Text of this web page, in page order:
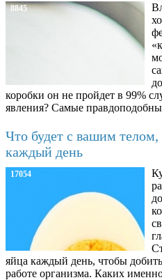
8845
коробки он не пройдет в 99%
явления? Самые
Что будет с вашим телом,
каждый день
17054
яйца каждый день, чтобы
работе организма. Каких